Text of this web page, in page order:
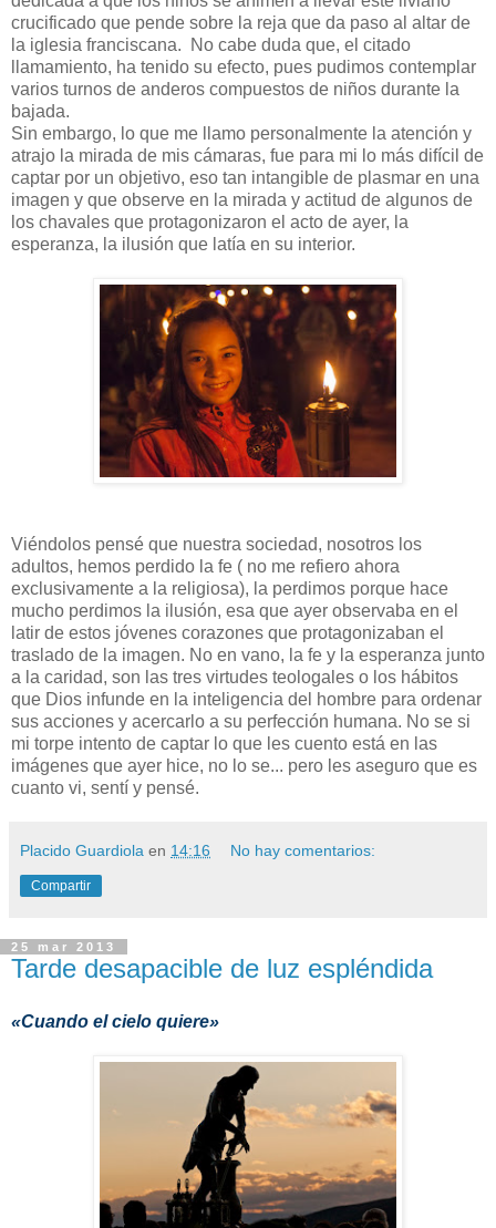
crucificado que pende sobre la reja que da paso al altar de
la iglesia franciscana. No cabe duda que, el citado
llamamiento, ha tenido su efecto, pues pudimos contemplar
varios turnos de anderos compuestos de niños durante la
bajada.
Sin embargo, lo que me llamo personalmente la atención y
atrajo la mirada de mis cámaras, fue para mi lo más difícil de
captar por un objetivo, eso tan intangible de plasmar en una
imagen y que observe en la mirada y actitud de algunos de
los chavales que protagonizaron el acto de ayer, la
esperanza, la ilusión que latía en su interior.
Viéndolos pensé que nuestra sociedad, nosotros los
adultos, hemos perdido la fe ( no me refiero ahora
exclusivamente a la religiosa), la perdimos porque hace
mucho perdimos la ilusión, esa que ayer observaba en el
latir de estos jóvenes corazones que protagonizaban el
traslado de la imagen. No en vano, la fe y la esperanza junto
a la caridad, son las tres virtudes teologales o los hábitos
que Dios infunde en la inteligencia del hombre para ordenar
sus acciones y acercarlo a su perfección humana. No se si
mi torpe intento de captar lo que les cuento está en las
imágenes que ayer hice, no lo se... pero les aseguro que es
cuanto vi, sentí y pensé.
Placido Guardiola en 14:16 No hay comentarios:
Compartir
25 mar 2013
Tarde desapacible de luz espléndida
«Cuando el cielo quiere»